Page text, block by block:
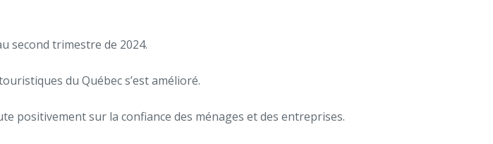
second trimestre de 2024.
du Québec s’est amélioré.
positivement sur la confiance des ménages et des entreprises.